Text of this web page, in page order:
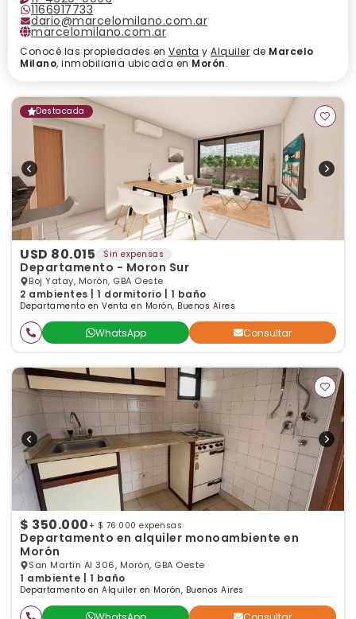
1166917733
dario@marcelomilano.com.ar
marcelomilano.com.ar
Conocé las propiedades en Venta y Alquiler de Marcelo
Milano, inmobiliaria ubicada en Morón.
Destacada
USD 80.015 Sin expensas
Departamento - Moron Sur
Boj Yatay, Morón, GBA Oeste
2 ambientes | 1 dormitorio | 1 baño
Departamento en Venta en Morón, Buenos Aires
WhatsApp Consultar
$ 350.000 + $ 76.000 expensas
Departamento en alquiler monoambiente en
Morón
San Martin Al 306, Morón, GBA Oeste
1 ambiente | 1 baño
Departamento en Alquiler en Morón, Buenos Aires